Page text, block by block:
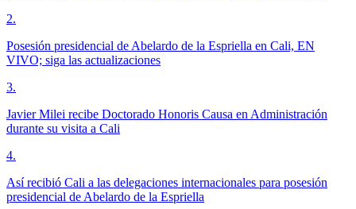
2.
Posesión presidencial de Abelardo de la Espriella en Cali, EN
VIVO; siga las actualizaciones
3.
Javier Milei recibe Doctorado Honoris Causa en Administración
durante su visita a Cali
4.
Así recibió Cali a las delegaciones internacionales para posesión
presidencial de Abelardo de la Espriella